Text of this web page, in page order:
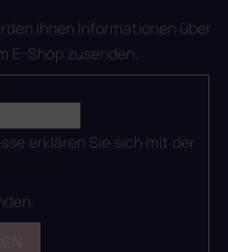
Ihnen Informationen über
E-Shop zusenden.
erklären Sie sich mit der